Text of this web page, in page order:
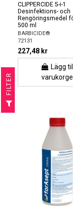
CLIPPERCIDE 5-i-1
Desinfektions- och
Rengöringsmedel
500 ml
BARBICIDE®
72131
227,48 kr
Lägg
R